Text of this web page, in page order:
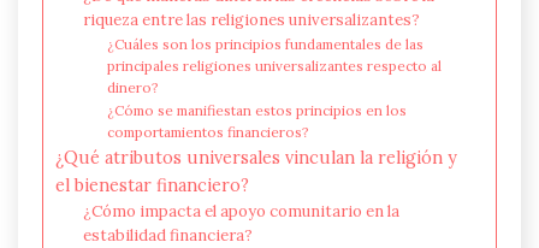
riqueza entre las religiones universalizantes?
¿Cuáles son los principios fundamentales de las
principales religiones universalizantes respecto al
dinero?
¿Cómo se manifiestan estos principios en los
comportamientos financieros?
¿Qué atributos universales vinculan la religión y
el bienestar financiero?
¿Cómo impacta el apoyo comunitario en la
estabilidad financiera?